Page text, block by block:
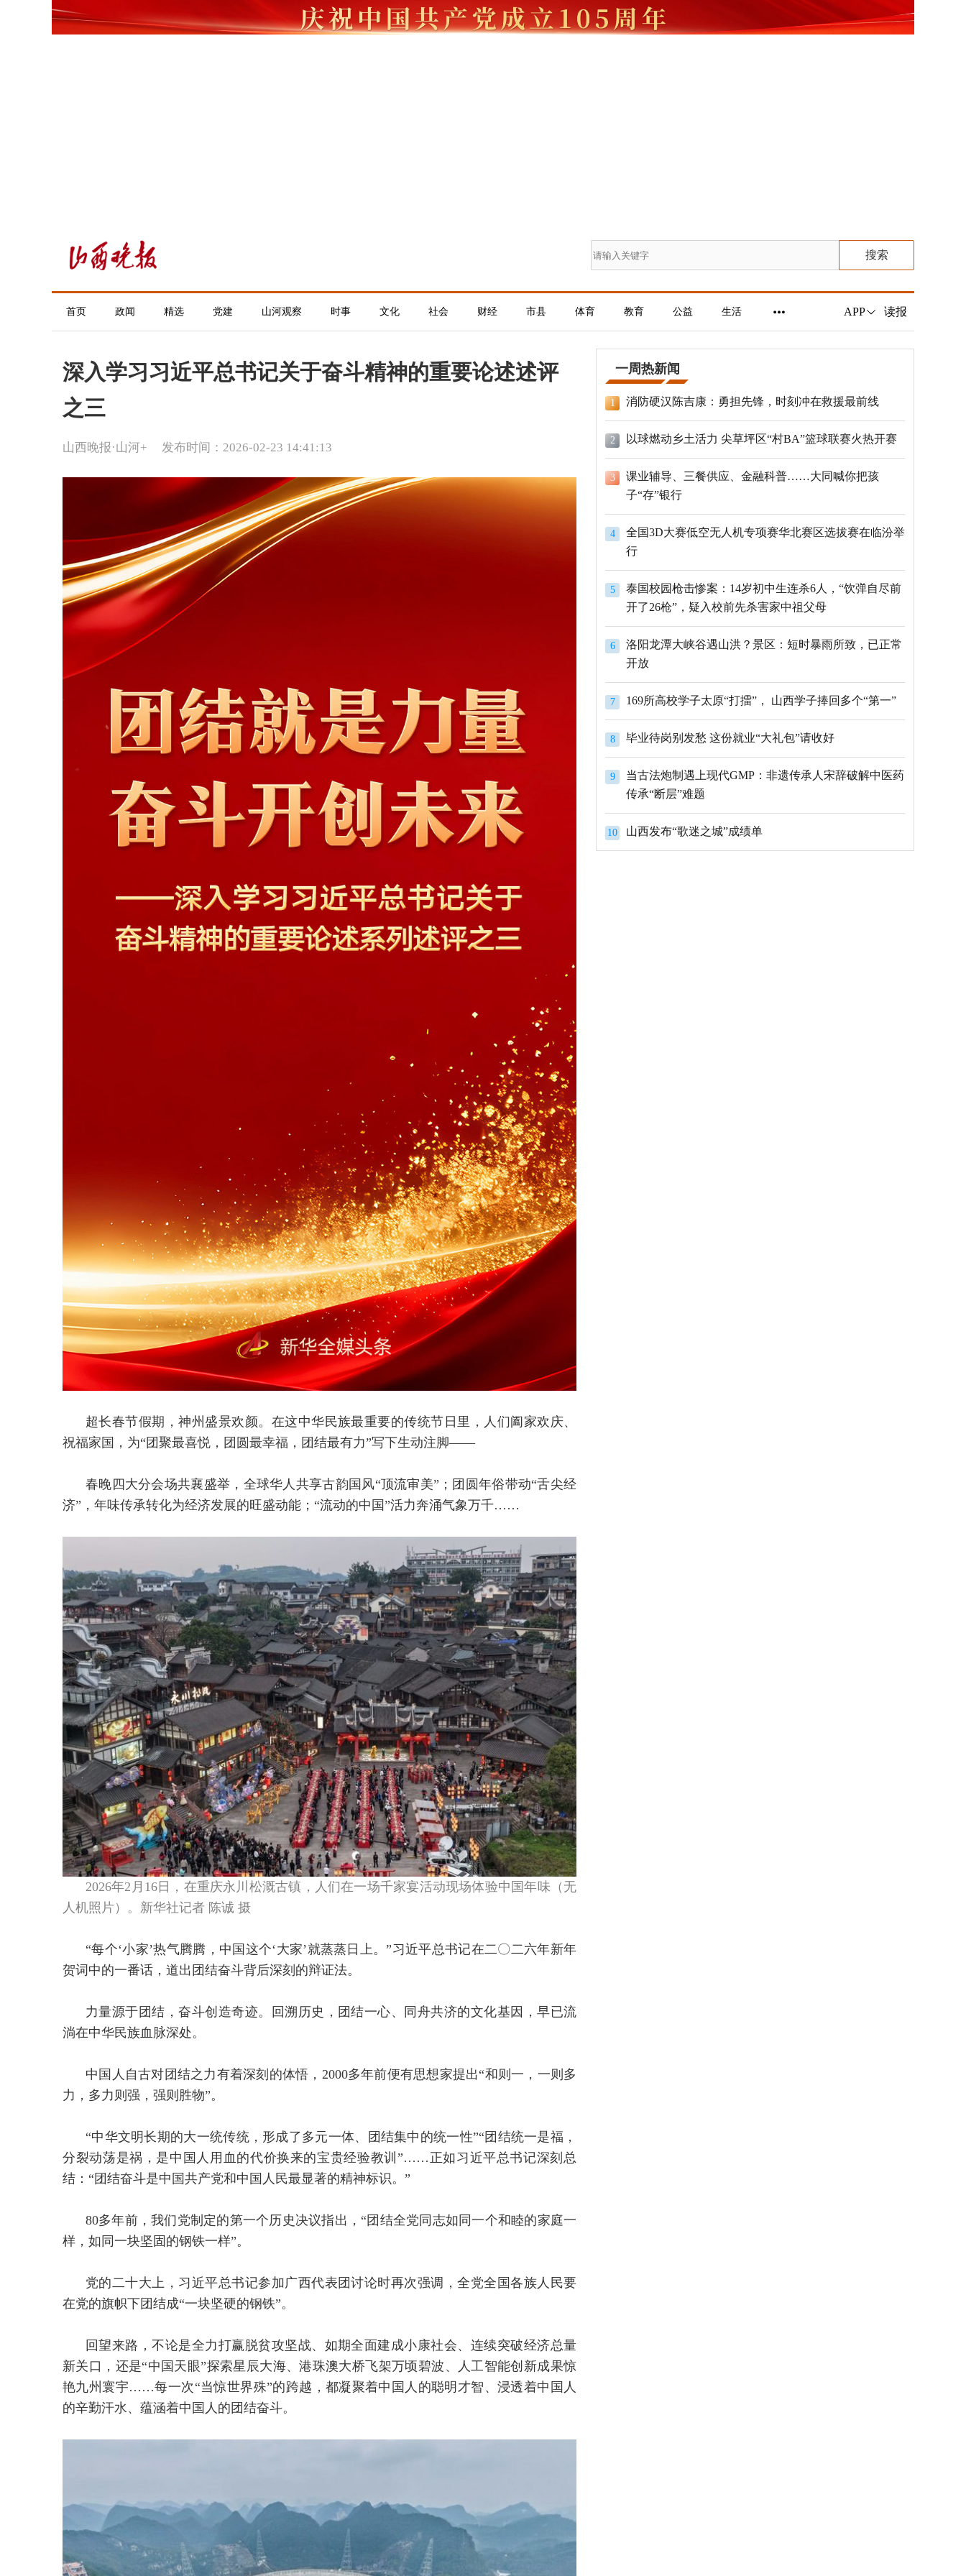
搜索
首页 政闻 精选 党建 山河观察 时事 文化 社会 财经 市县 体育 教育 公益 生活 APP 读报
深入学习习近平总书记关于奋斗精神的重要论述述评
之三
山西晚报·山河+ 发布时间：2026-02-23 14:41:13
超长春节假期，神州盛景欢颜。在这中华民族最重要的传统节日里，人们阖家欢庆、
祝福家国，为“团聚最喜悦，团圆最幸福，团结最有力”写下生动注脚——
春晚四大分会场共襄盛举，全球华人共享古韵国风“顶流审美”；团圆年俗带动“舌尖经
济”，年味传承转化为经济发展的旺盛动能；“流动的中国”活力奔涌气象万千……
2026年2月16日，在重庆永川松溉古镇，人们在一场千家宴活动现场体验中国年味（无
人机照片）。新华社记者 陈诚 摄
“每个‘小家’热气腾腾，中国这个‘大家’就蒸蒸日上。”习近平总书记在二〇二六年新年
贺词中的一番话，道出团结奋斗背后深刻的辩证法。
力量源于团结，奋斗创造奇迹。回溯历史，团结一心、同舟共济的文化基因，早已流
淌在中华民族血脉深处。
中国人自古对团结之力有着深刻的体悟，2000多年前便有思想家提出“和则一，一则多
力，多力则强，强则胜物”。
“中华文明长期的大一统传统，形成了多元一体、团结集中的统一性”“团结统一是福，
分裂动荡是祸，是中国人用血的代价换来的宝贵经验教训”……正如习近平总书记深刻总
结：“团结奋斗是中国共产党和中国人民最显著的精神标识。”
80多年前，我们党制定的第一个历史决议指出，“团结全党同志如同一个和睦的家庭一
样，如同一块坚固的钢铁一样”。
党的二十大上，习近平总书记参加广西代表团讨论时再次强调，全党全国各族人民要
在党的旗帜下团结成“一块坚硬的钢铁”。
回望来路，不论是全力打赢脱贫攻坚战、如期全面建成小康社会、连续突破经济总量
新关口，还是“中国天眼”探索星辰大海、港珠澳大桥飞架万顷碧波、人工智能创新成果惊
艳九州寰宇……每一次“当惊世界殊”的跨越，都凝聚着中国人的聪明才智、浸透着中国人
的辛勤汗水、蕴涵着中国人的团结奋斗。
一周热新闻
1 消防硬汉陈吉康：勇担先锋，时刻冲在救援最前线
2 以球燃动乡土活力 尖草坪区“村BA”篮球联赛火热开赛
3
课业辅导、三餐供应、金融科普……大同喊你把孩
子“存”银行
4
全国3D大赛低空无人机专项赛华北赛区选拔赛在临汾举
行
5
泰国校园枪击惨案：14岁初中生连杀6人，“饮弹自尽前
开了26枪”，疑入校前先杀害家中祖父母
6
洛阳龙潭大峡谷遇山洪？景区：短时暴雨所致，已正常
开放
7 169所高校学子太原“打擂”， 山西学子捧回多个“第一”
8 毕业待岗别发愁 这份就业“大礼包”请收好
9
当古法炮制遇上现代GMP：非遗传承人宋辞破解中医药
传承“断层”难题
10 山西发布“歌迷之城”成绩单